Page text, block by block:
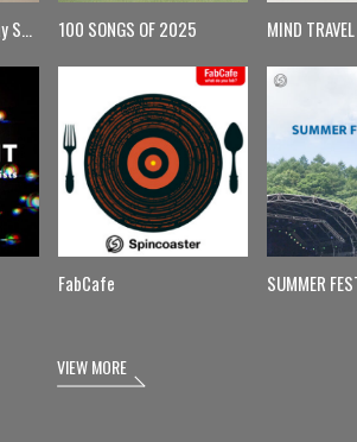
【月曜更新】Monday Spin 100 SONGS OF 2025
FabCafe
MIND TRAVEL
SUMMER
VIEW MORE